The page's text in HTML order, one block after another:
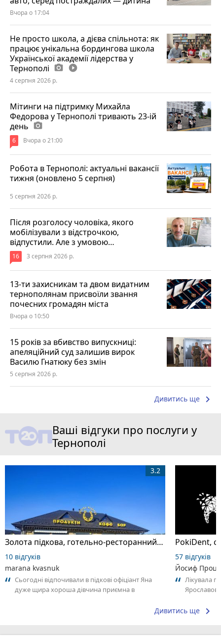
Вчора о 17:04
Не просто школа, а дієва спільнота: як
працює унікальна бордингова школа
Української академії лідерства у
Тернополі photo_camera play_circle_filled
4 серпня 2026 р.
Мітинги на підтримку Михайла
Федорова у Тернополі тривають 23-ій
день photo_camera
6 Вчора о 21:00
Робота в Тернополі: актуальні вакансії
тижня (оновлено 5 серпня)
5 серпня 2026 р.
Після розголосу чоловіка, якого
мобілізували з відстрочкою,
відпустили. Але з умовою…
16 3 серпня 2026 р.
13-ти захисникам та двом видатним
тернополянам присвоїли звання
почесних громадян міста
Вчора о 10:50
15 років за вбивство випускниці:
апеляційний суд залишив вирок
Василю Гнатюку без змін
5 серпня 2026 р.
Дивитись ще keyboard_arrow_right
Ваші відгуки про послуги у
Тернополі
Золота підкова, готельно-ресторанний комплекс
3.2
10 відгуків
marana kvasnuk
Сьогодні відпочивали в підкові офіціант Яна
дуже щира хороша дівчина приємна в
PokiDent,
57 відгуків
Йосиф
Лікувала
Дивитись ще keyboard_arrow_right